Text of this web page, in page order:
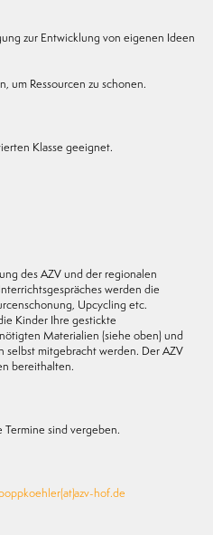
zur Entwicklung von eigenen Ideen
um Ressourcen zu schonen.
Klasse geeignet.
des AZV und der regionalen
werden die
Upcycling etc.
Kinder Ihre gestickte
Materialien (siehe oben) und
selbst mitgebracht werden. Der AZV
bereithalten.
sind vergeben.
hof.de